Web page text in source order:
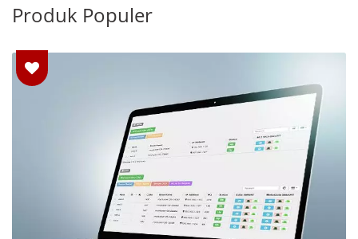
Produk Populer